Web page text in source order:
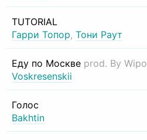
TUTORIAL
Гарри Топор, Тони Раут
Еду по Москве prod. By Wipo
Voskresenskii
Голос
Bakhtin